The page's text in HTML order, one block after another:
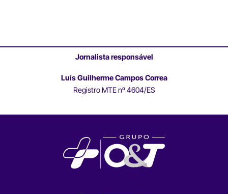
Jornalista responsável
Luís Guilherme Campos Correa
Registro MTE nº 4604/ES